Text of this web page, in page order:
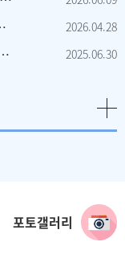
·관리 안내 2026.04.28
(헤이영 캠퍼스) 사용 안내 2025.06.30
포토갤러리